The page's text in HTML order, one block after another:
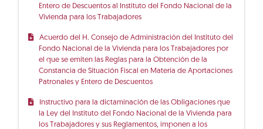
Entero de Descuentos al Instituto del Fondo Nacional de la
Vivienda para los Trabajadores
Acuerdo del H. Consejo de Administración del Instituto del
Fondo Nacional de la Vivienda para los Trabajadores por
el que se emiten las Reglas para la Obtención de la
Constancia de Situación Fiscal en Materia de Aportaciones
Patronales y Entero de Descuentos
Instructivo para la dictaminación de las Obligaciones que
la Ley del Instituto del Fondo Nacional de la Vivienda para
los Trabajadores y sus Reglamentos, imponen a los